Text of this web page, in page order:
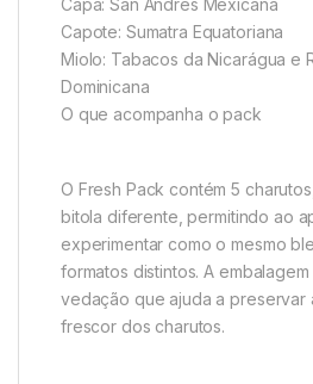
Capote: Sumatra Equatoriana
Miolo: Tabacos da Nicarágua e
Dominicana
O que acompanha o pack
O Fresh Pack contém 5
bitola diferente, permitindo ao
experimentar como o mesmo
formatos distintos. A
vedação que ajuda a preservar
frescor dos charutos.